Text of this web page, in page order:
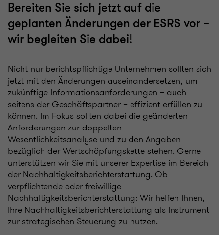
Bereiten Sie sich jetzt auf die
geplanten Änderungen der ESRS vor –
wir begleiten Sie dabei!
Nicht nur berichtspflichtige Unternehmen sollten sich
jetzt mit den Änderungen auseinandersetzen, um
zukünftige Informationsanforderungen – auch
seitens der Geschäftspartner – effizient erfüllen zu
können. Im Fokus sollten dabei die geänderten
Anforderungen zur doppelten
Wesentlichkeitsanalyse und zu den Angaben
bezüglich der Wertschöpfungskette stehen. Gerne
unterstützen wir Sie mit unserer Expertise im Bereich
der Nachhaltigkeitsberichterstattung. Ob
verpflichtende oder freiwillige
Nachhaltigkeitsberichterstattung: Wir helfen Ihnen,
Ihre Nachhaltigkeitsberichterstattung als Instrument
zur strategischen Steuerung zu nutzen.